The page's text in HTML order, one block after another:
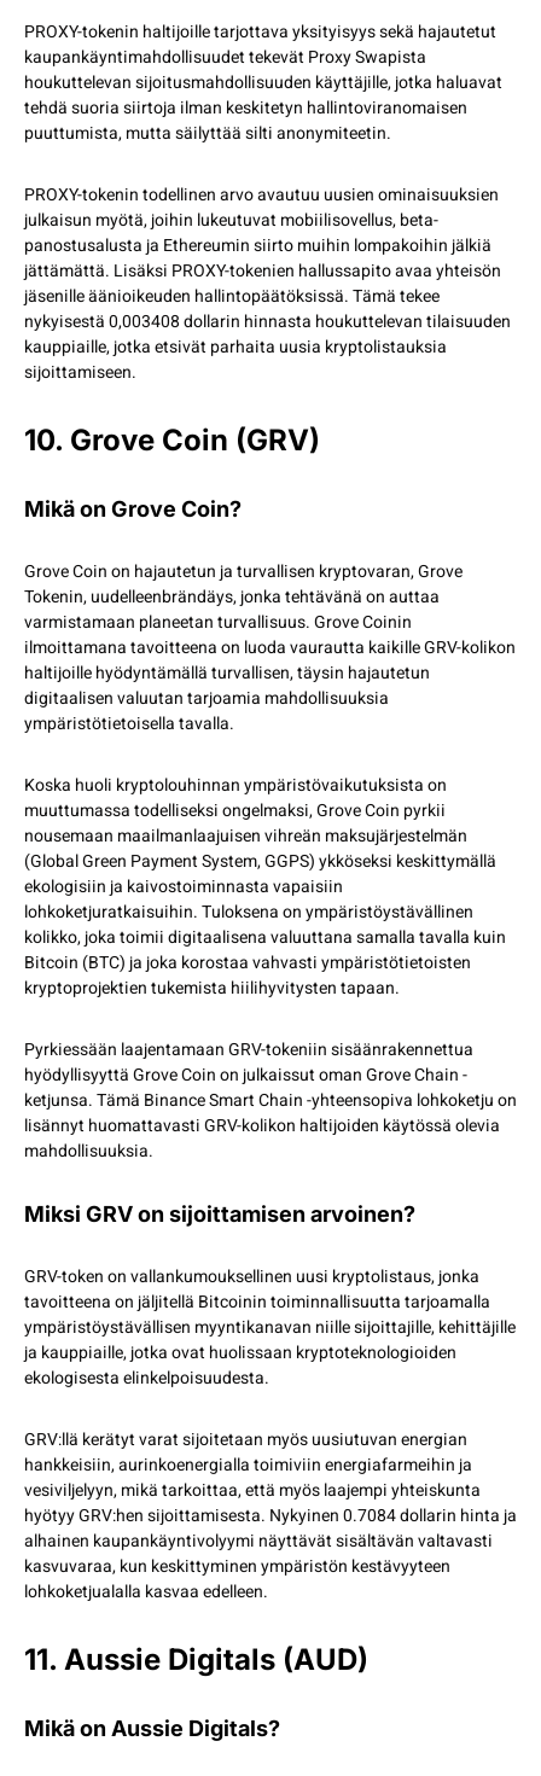
PROXY-tokenin haltijoille tarjottava yksityisyys sekä hajautetut
kaupankäyntimahdollisuudet tekevät Proxy Swapista
houkuttelevan sijoitusmahdollisuuden käyttäjille, jotka haluavat
tehdä suoria siirtoja ilman keskitetyn hallintoviranomaisen
puuttumista, mutta säilyttää silti anonymiteetin.
PROXY-tokenin todellinen arvo avautuu uusien ominaisuuksien
julkaisun myötä, joihin lukeutuvat mobiilisovellus, beta-
panostusalusta ja Ethereumin siirto muihin lompakoihin jälkiä
jättämättä. Lisäksi PROXY-tokenien hallussapito avaa yhteisön
jäsenille äänioikeuden hallintopäätöksissä. Tämä tekee
nykyisestä 0,003408 dollarin hinnasta houkuttelevan tilaisuuden
kauppiaille, jotka etsivät parhaita uusia kryptolistauksia
sijoittamiseen.
10. Grove Coin (GRV)
Mikä on Grove Coin?
Grove Coin on hajautetun ja turvallisen kryptovaran, Grove
Tokenin, uudelleenbrändäys, jonka tehtävänä on auttaa
varmistamaan planeetan turvallisuus. Grove Coinin
ilmoittamana tavoitteena on luoda vaurautta kaikille GRV-kolikon
haltijoille hyödyntämällä turvallisen, täysin hajautetun
digitaalisen valuutan tarjoamia mahdollisuuksia
ympäristötietoisella tavalla.
Koska huoli kryptolouhinnan ympäristövaikutuksista on
muuttumassa todelliseksi ongelmaksi, Grove Coin pyrkii
nousemaan maailmanlaajuisen vihreän maksujärjestelmän
(Global Green Payment System, GGPS) ykköseksi keskittymällä
ekologisiin ja kaivostoiminnasta vapaisiin
lohkoketjuratkaisuihin. Tuloksena on ympäristöystävällinen
kolikko, joka toimii digitaalisena valuuttana samalla tavalla kuin
Bitcoin (BTC) ja joka korostaa vahvasti ympäristötietoisten
kryptoprojektien tukemista hiilihyvitysten tapaan.
Pyrkiessään laajentamaan GRV-tokeniin sisäänrakennettua
hyödyllisyyttä Grove Coin on julkaissut oman Grove Chain -
ketjunsa. Tämä Binance Smart Chain -yhteensopiva lohkoketju on
lisännyt huomattavasti GRV-kolikon haltijoiden käytössä olevia
mahdollisuuksia.
Miksi GRV on sijoittamisen arvoinen?
GRV-token on vallankumouksellinen uusi kryptolistaus, jonka
tavoitteena on jäljitellä Bitcoinin toiminnallisuutta tarjoamalla
ympäristöystävällisen myyntikanavan niille sijoittajille, kehittäjille
ja kauppiaille, jotka ovat huolissaan kryptoteknologioiden
ekologisesta elinkelpoisuudesta.
GRV:llä kerätyt varat sijoitetaan myös uusiutuvan energian
hankkeisiin, aurinkoenergialla toimiviin energiafarmeihin ja
vesiviljelyyn, mikä tarkoittaa, että myös laajempi yhteiskunta
hyötyy GRV:hen sijoittamisesta. Nykyinen 0.7084 dollarin hinta ja
alhainen kaupankäyntivolyymi näyttävät sisältävän valtavasti
kasvuvaraa, kun keskittyminen ympäristön kestävyyteen
lohkoketjualalla kasvaa edelleen.
11. Aussie Digitals (AUD)
Mikä on Aussie Digitals?